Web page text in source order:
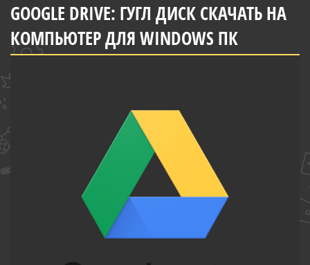
GOOGLE DRIVE: ГУГЛ ДИСК СКАЧАТЬ НА
КОМПЬЮТЕР ДЛЯ WINDOWS ПК